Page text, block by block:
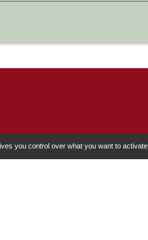
you control over what you want to activate